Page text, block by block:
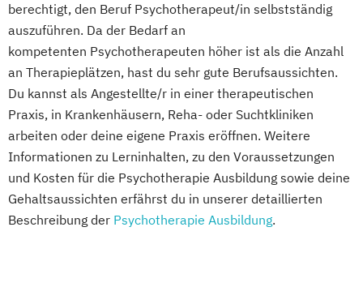
berechtigt, den Beruf Psychotherapeut/in selbstständig
auszuführen. Da der Bedarf an
kompetenten Psychotherapeuten höher ist als die Anzahl
an Therapieplätzen, hast du sehr gute Berufsaussichten.
Du kannst als Angestellte/r in einer therapeutischen
Praxis, in Krankenhäusern, Reha- oder Suchtkliniken
arbeiten oder deine eigene Praxis eröffnen. Weitere
Informationen zu Lerninhalten, zu den Voraussetzungen
und Kosten für die Psychotherapie Ausbildung sowie deine
Gehaltsaussichten erfährst du in unserer detaillierten
Beschreibung der Psychotherapie Ausbildung.